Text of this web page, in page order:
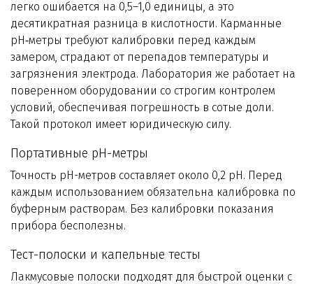
легко ошибается на 0,5–1,0 единицы, а это
десятикратная разница в кислотности. Карманные
pH‑метры требуют калибровки перед каждым
замером, страдают от перепадов температуры и
загрязнения электрода. Лаборатория же работает на
поверенном оборудовании со строгим контролем
условий, обеспечивая погрешность в сотые доли.
Такой протокол имеет юридическую силу.
Портативные pH-метры
Точность pH-метров составляет около 0,2 pH. Перед
каждым использованием обязательна калибровка по
буферным растворам. Без калибровки показания
прибора бесполезны.
Тест-полоски и капельные тесты
Лакмусовые полоски подходят для быстрой оценки с